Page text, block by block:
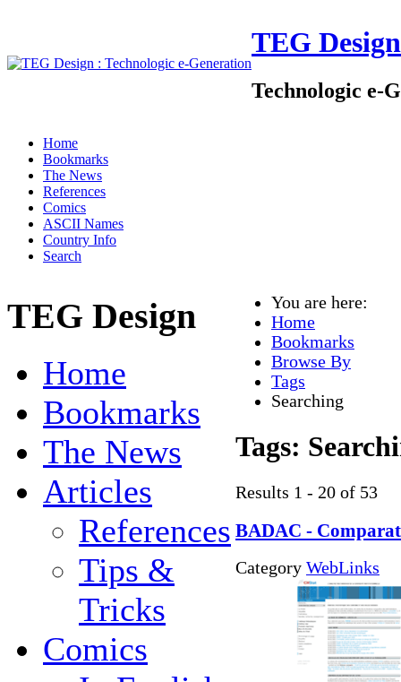
TEG Design
Technologic e-
Home
Bookmarks
The News
References
Comics
ASCII Names
Country Info
Search
TEG Design
Home
Bookmarks
The News
Articles
References
Tips &
Tricks
Comics
You are here:
Home
Bookmarks
Browse By
Tags
Searching
Tags:
Results 1 - 20 of 53
BADAC -
Category WebLinks